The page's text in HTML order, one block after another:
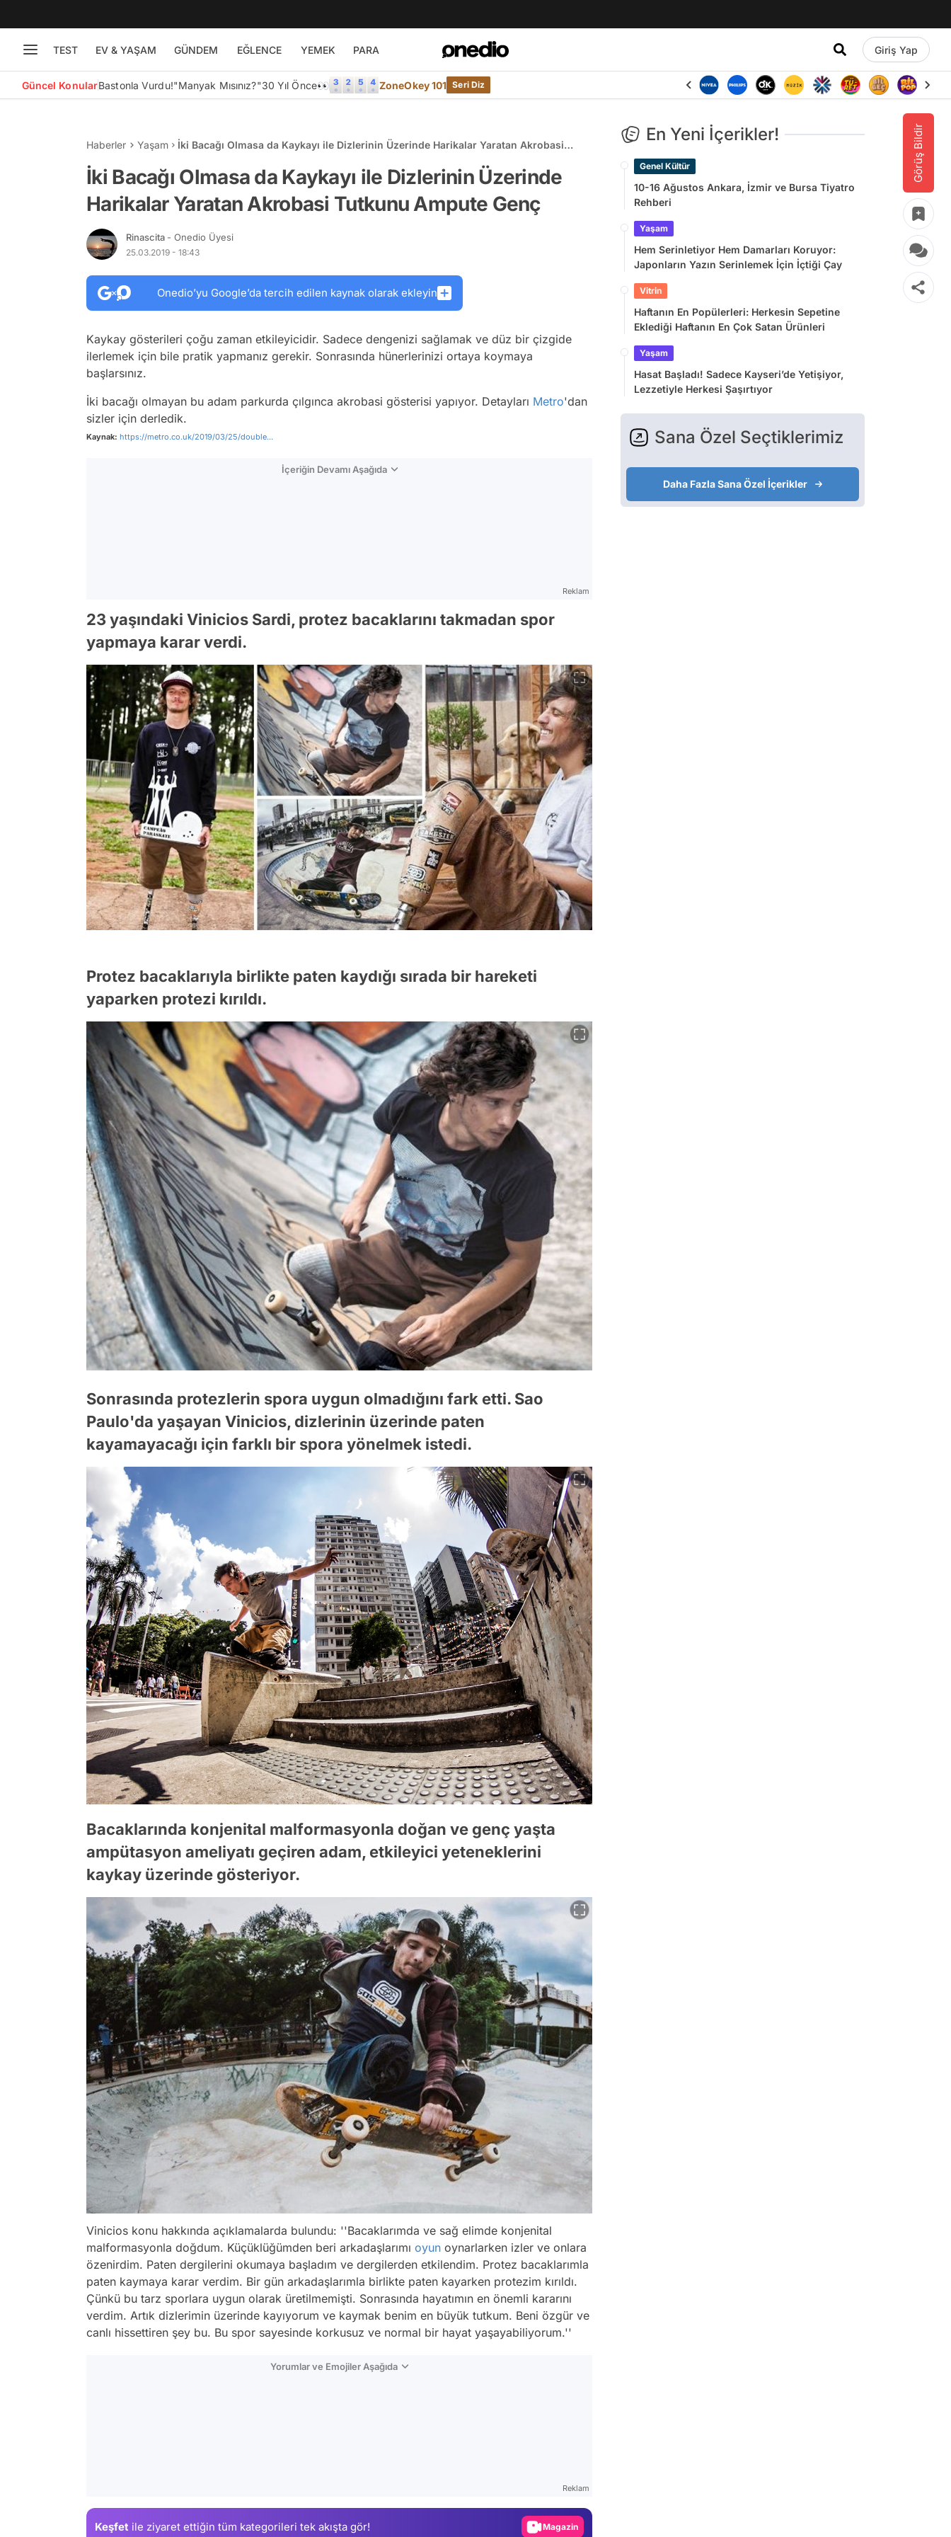
TEST EV & YAŞAM GÜNDEM EĞLENCE YEMEK PARA Giriş Yap
Güncel KonularBastonla Vurdu!"Manyak Mısınız?"30 Yıl Önce👀 ZoneOkey 101 Seri Diz
Görüş Bildir
Haberler Yaşam
İki Bacağı Olmasa da Kaykayı ile Dizlerinin Üzerinde Harikalar Yaratan Akrobasi
İki Bacağı Olmasa da Kaykayı ile Dizlerinin Üzerinde
Harikalar Yaratan Akrobasi Tutkunu Ampute Genç
Rinascita - Onedio Üyesi
25.03.2019 - 18:43
Onedio’yu Google’da tercih edilen kaynak olarak ekleyin
Kaykay gösterileri çoğu zaman etkileyicidir. Sadece dengenizi sağlamak ve düz bir çizgide
ilerlemek için bile pratik yapmanız gerekir. Sonrasında hünerlerinizi ortaya koymaya
başlarsınız.
İki bacağı olmayan bu adam parkurda çılgınca akrobasi gösterisi yapıyor. Detayları Metro'dan
sizler için derledik.
Kaynak: https://metro.co.uk/2019/03/25/double...
İçeriğin Devamı Aşağıda
Reklam
23 yaşındaki Vinicios Sardi, protez bacaklarını takmadan spor
yapmaya karar verdi.
Protez bacaklarıyla birlikte paten kaydığı sırada bir hareketi
yaparken protezi kırıldı.
Sonrasında protezlerin spora uygun olmadığını fark etti. Sao
Paulo'da yaşayan Vinicios, dizlerinin üzerinde paten
kayamayacağı için farklı bir spora yönelmek istedi.
Bacaklarında konjenital malformasyonla doğan ve genç yaşta
ampütasyon ameliyatı geçiren adam, etkileyici yeteneklerini
kaykay üzerinde gösteriyor.
Vinicios konu hakkında açıklamalarda bulundu: ''Bacaklarımda ve sağ elimde konjenital
malformasyonla doğdum. Küçüklüğümden beri arkadaşlarımı oyun oynarlarken izler ve onlara
özenirdim. Paten dergilerini okumaya başladım ve dergilerden etkilendim. Protez bacaklarımla
paten kaymaya karar verdim. Bir gün arkadaşlarımla birlikte paten kayarken protezim kırıldı.
Çünkü bu tarz sporlara uygun olarak üretilmemişti. Sonrasında hayatımın en önemli kararını
verdim. Artık dizlerimin üzerinde kayıyorum ve kaymak benim en büyük tutkum. Beni özgür ve
canlı hissettiren şey bu. Bu spor sayesinde korkusuz ve normal bir hayat yaşayabiliyorum.''
Yorumlar ve Emojiler Aşağıda
Reklam
Keşfet ile ziyaret ettiğin tüm kategorileri tek akışta gör! Magazin
En Yeni İçerikler!
Genel Kültür
10-16 Ağustos Ankara, İzmir ve Bursa Tiyatro
Rehberi
Yaşam
Hem Serinletiyor Hem Damarları Koruyor:
Japonların Yazın Serinlemek İçin İçtiği Çay
Vitrin
Haftanın En Popülerleri: Herkesin Sepetine
Eklediği Haftanın En Çok Satan Ürünleri
Yaşam
Hasat Başladı! Sadece Kayseri’de Yetişiyor,
Lezzetiyle Herkesi Şaşırtıyor
Sana Özel Seçtiklerimiz
Daha Fazla Sana Özel İçerikler